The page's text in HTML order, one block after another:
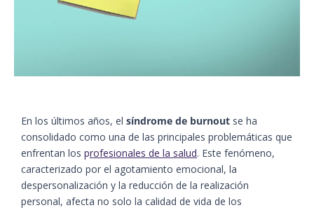
En los últimos años, el síndrome de burnout se ha
consolidado como una de las principales problemáticas que
enfrentan los profesionales de la salud. Este fenómeno,
caracterizado por el agotamiento emocional, la
despersonalización y la reducción de la realización
personal, afecta no solo la calidad de vida de los